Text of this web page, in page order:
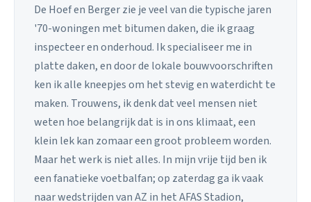
De Hoef en Berger zie je veel van die typische jaren
'70-woningen met bitumen daken, die ik graag
inspecteer en onderhoud. Ik specialiseer me in
platte daken, en door de lokale bouwvoorschriften
ken ik alle kneepjes om het stevig en waterdicht te
maken. Trouwens, ik denk dat veel mensen niet
weten hoe belangrijk dat is in ons klimaat, een
klein lek kan zomaar een groot probleem worden.
Maar het werk is niet alles. In mijn vrije tijd ben ik
een fanatieke voetbalfan; op zaterdag ga ik vaak
naar wedstrijden van AZ in het AFAS Stadion,